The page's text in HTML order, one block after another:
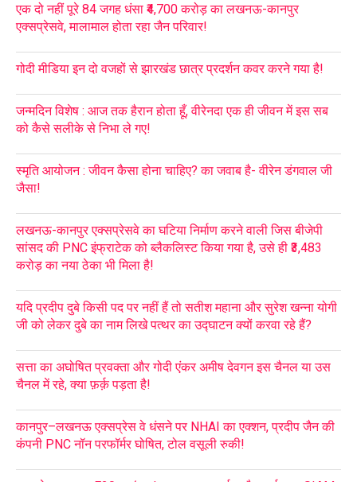
एक दो नहीं पूरे 84 जगह धंसा ₹4,700 करोड़ का लखनऊ-कानपुर
एक्सप्रेसवे, मालामाल होता रहा जैन परिवार!
गोदी मीडिया इन दो वजहों से झारखंड छात्र प्रदर्शन कवर करने गया है!
जन्मदिन विशेष : आज तक हैरान होता हूँ, वीरेनदा एक ही जीवन में इस सब
को कैसे सलीके से निभा ले गए!
स्मृति आयोजन : जीवन कैसा होना चाहिए? का जवाब है- वीरेन डंगवाल जी
जैसा!
लखनऊ-कानपुर एक्सप्रेसवे का घटिया निर्माण करने वाली जिस बीजेपी
सांसद की PNC इंफ्राटेक को ब्लैकलिस्ट किया गया है, उसे ही ₹3,483
करोड़ का नया ठेका भी मिला है!
यदि प्रदीप दुबे किसी पद पर नहीं हैं तो सतीश महाना और सुरेश खन्ना योगी
जी को लेकर दुबे का नाम लिखे पत्थर का उद्घाटन क्यों करवा रहे हैं?
सत्ता का अघोषित प्रवक्ता और गोदी एंकर अमीष देवगन इस चैनल या उस
चैनल में रहे, क्या फ़र्क़ पड़ता है!
कानपुर–लखनऊ एक्सप्रेस वे धंसने पर NHAI का एक्शन, प्रदीप जैन की
कंपनी PNC नॉन परफॉर्मर घोषित, टोल वसूली रुकी!